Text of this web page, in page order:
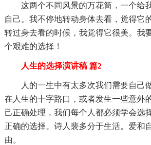
这两个不同风景的万花筒，一个给
自己。我不停地转动身体去看，觉得它
转过身去看的时候，我觉得它很美。我
个艰难的选择！
人生的选择演讲稿 篇2
人的一生中有太多次我们需要自己
在人生的十字路口，或者发生一些意外
己正确处理，我们每个人都必须学会选
正确的选择。诗人裴多分于生活。爱和
由。